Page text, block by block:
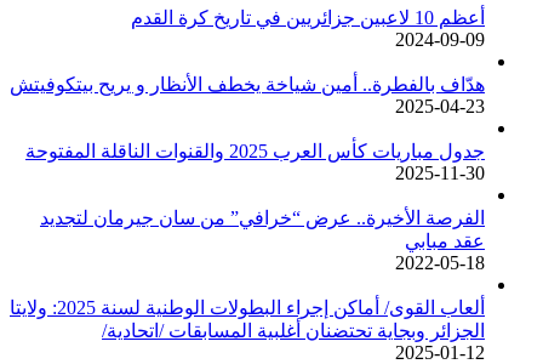
أعظم 10 لاعبين جزائريين في تاريخ كرة القدم
2024-09-09
هدّاف بالفطرة.. أمين شياخة يخطف الأنظار و يريح بيتكوفيتش
2025-04-23
جدول مباريات كأس العرب 2025 والقنوات الناقلة المفتوحة
2025-11-30
الفرصة الأخيرة.. عرض “خرافي” من سان جيرمان لتجديد
عقد مبابي
2022-05-18
ألعاب القوى/ أماكن إجراء البطولات الوطنية لسنة 2025: ولايتا
الجزائر وبجاية تحتضنان أغلبية المسابقات /اتحادية/
2025-01-12